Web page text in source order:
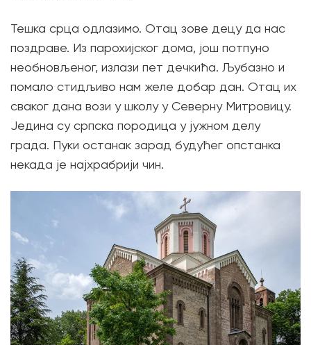
Тешка срца одлазимо. Отац зове децу да нас
поздраве. Из парохијског дома, још потпуно
необновљеног, излази пет дечкића. Љубазно и
помало стидљиво нам желе добар дан. Отац их
сваког дана вози у школу у Северну Митровицу.
Једина су српска породица у јужном делу
града. Пуки останак зарад будућег опстанка
некада је најхрабрији чин.